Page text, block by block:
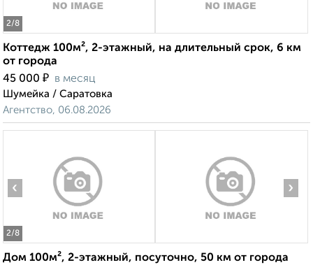
2/8
Коттедж 100м², 2-этажный, на длительный срок, 6 км
от города
45 000 ₽ в месяц
Шумейка / Саратовка
Агентство, 06.08.2026
2/8
‹ ›
Дом 100м², 2-этажный, посуточно, 50 км от города